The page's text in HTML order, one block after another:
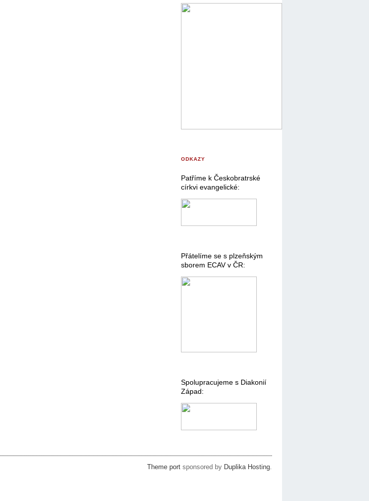
ODKAZY
Patříme k Českobratrské
církvi evangelické:
Přátelíme se s plzeňským
sborem ECAV v ČR:
Spolupracujeme s Diakonií
Západ:
Theme port sponsored by Duplika Hosting.